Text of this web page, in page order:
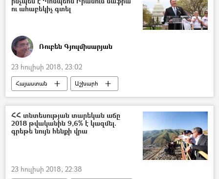
Ամերիկահայ հեռուստաաստղ Քիմ Քարդաշյան
ու ահաբեկիչ գտել
Ռուբեն Գյուլմիսարյան
23 հուլիսի 2018, 23:02
Հայաստան
Աշխարհ
Քաղաքականություն
Հեղինակներ
Տարածաշրջան
Ռուսաստան
Ամերիկայի Միացյալ Նահանգներ
ՀՀ տնտեսության տարեկան աճը
2018 թվականին 9,6% է կազմել.
գրեթե նույն հենքի վրա
23 հուլիսի 2018, 22:38